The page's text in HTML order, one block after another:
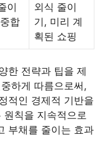
이
합
외식 줄이
기, 미리 계
획된 쇼핑
한 전략과 팁을 제
하게 따름으로써,
적인 경제적 기반을
칙을 지속적으로
부채를 줄이는 효과